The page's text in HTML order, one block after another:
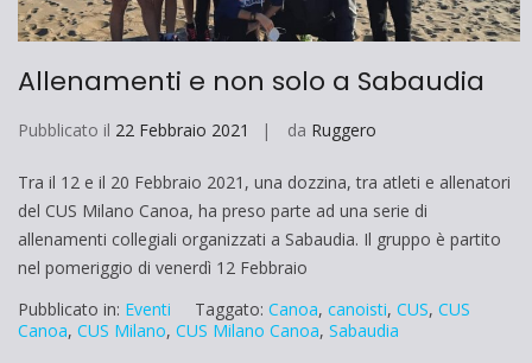
Allenamenti e non solo a Sabaudia
Pubblicato il 22 Febbraio 2021 da Ruggero
Tra il 12 e il 20 Febbraio 2021, una dozzina, tra atleti e allenatori
del CUS Milano Canoa, ha preso parte ad una serie di
allenamenti collegiali organizzati a Sabaudia. Il gruppo è partito
nel pomeriggio di venerdì 12 Febbraio
Pubblicato in: Eventi Taggato: Canoa, canoisti, CUS, CUS
Canoa, CUS Milano, CUS Milano Canoa, Sabaudia